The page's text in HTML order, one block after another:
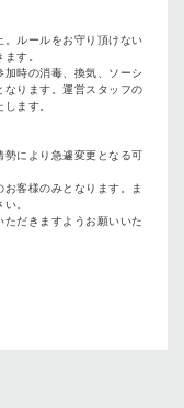
。ルールをお守り頂けない
す。
加時の消毒、換気、ソーシ
なります。運営スタッフの
ます。
勢により急遽変更となる可
お客様のみとなります。ま
。
ただきますようお願いいた